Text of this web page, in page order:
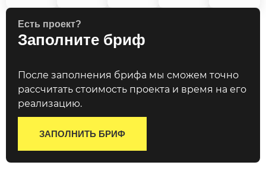
Есть проект?
Заполните бриф
После заполнения брифа мы сможем точно
рассчитать стоимость проекта и время на его
реализацию.
ЗАПОЛНИТЬ БРИФ